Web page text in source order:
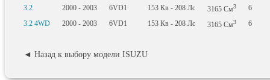
3.2
2000 - 2003 6VD1 153 Кв - 208 Лс 3165 См3
6
3.2 4WD
2000 - 2003 6VD1 153 Кв - 208 Лс 3165 См3 6
◄ Назад к выбору модели ISUZU